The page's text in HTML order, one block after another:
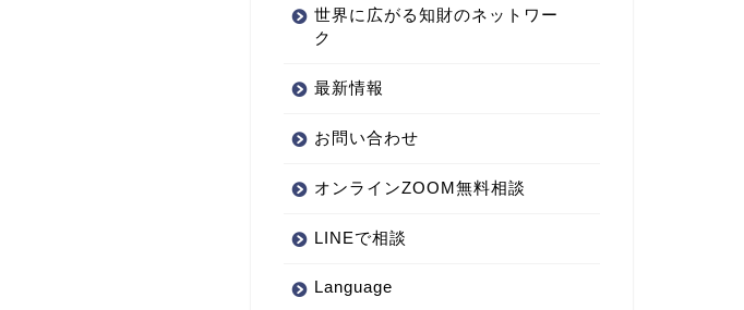
世界に広がる知財のネットワー
ク
最新情報
お問い合わせ
オンラインZOOM無料相談
LINEで相談
Language